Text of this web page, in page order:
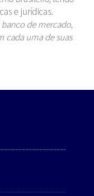
e jurídicas.
de mercado,
cada uma de suas